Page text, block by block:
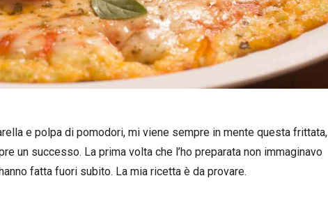
e polpa di pomodori, mi viene sempre in mente questa frittata,
un successo. La prima volta che l’ho preparata non immaginavo
fatta fuori subito. La mia ricetta è da provare.